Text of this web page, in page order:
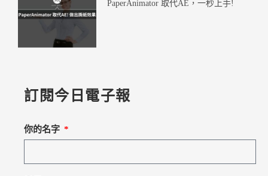
PaperAnimator 取代AE，一秒上手!
訂閱今日電子報
你的名字